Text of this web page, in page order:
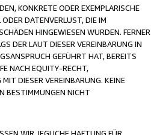
KONKRETE ODER EXEMPLARISCHE
DATENVERLUST, DIE IM
HINGEWIESEN WURDEN. FERNER
DER LAUT DIESER VEREINBARUNG IN
GEFÜHRT HAT, BEREITS
NACH EQUITY-RECHT,
DIESER VEREINBARUNG. KEINE
BESTIMMUNGEN NICHT
WIR JEGLICHE HAFTUNG FÜR